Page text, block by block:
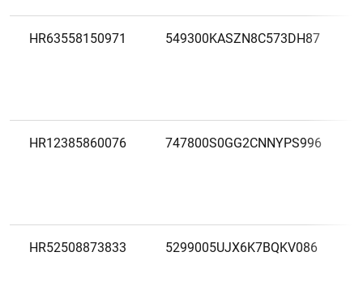
HR63558150971 549300KASZN8C573DH87
HR12385860076 747800S0GG2CNNYPS996
HR52508873833 5299005UJX6K7BQKV086